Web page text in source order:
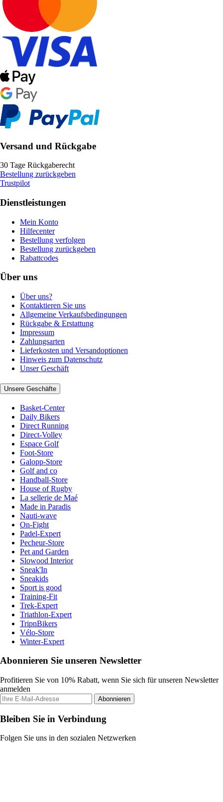
Versand und Rückgabe
30 Tage Rückgaberecht
Bestellung zurückgeben
Trustpilot
Dienstleistungen
Mein Konto
Hilfecenter
Bestellung verfolgen
Bestellung zurückgeben
Rabattcodes
Über uns
Über uns?
Kontaktieren Sie uns
Allgemeine Verkaufsbedingungen
Rückgabe & Erstattung
Impressum
Zahlungsarten
Lieferkosten und Versandoptionen
Hinweis zum Datenschutz
Unser Geschäft
Unsere Geschäfte
Basket-Center
Daily Bikers
Direct Running
Direct-Volley
Espace Golf
Foot-Store
Galopp-Store
Golf and co
Handball-Store
House of Rugby
La sellerie de Maé
Made in Paradis
Nauti-wave
On-Fight
Padel-Expert
Pecheur-Store
Pet and Garden
Slowood Interior
Sneak'In
Sneakids
Sport is good
Training-Fit
Trek-Expert
Triathlon-Expert
TripnBikers
Vélo-Store
Winter-Expert
Abonnieren Sie unseren Newsletter
Profitieren Sie von 10% Rabatt, wenn Sie sich für unseren Newsletter
anmelden
Abonnieren
Bleiben Sie in Verbindung
Folgen Sie uns in den sozialen Netzwerken